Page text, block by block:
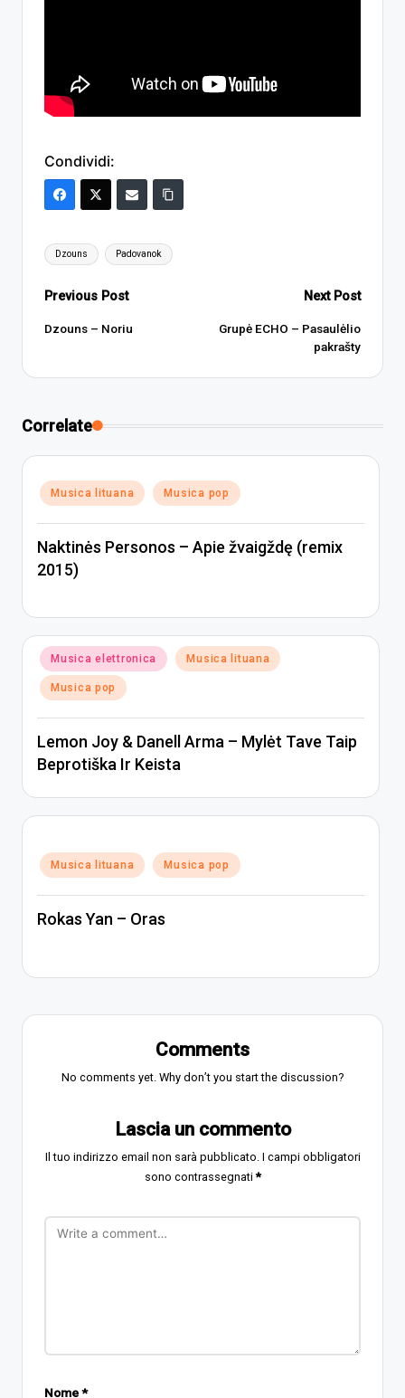
Condividi:
Tags:
Dzouns Padovanok
Post
navigation
Previous Post
Dzouns – Noriu
Next Post
Grupė ECHO – Pasaulėlio
pakrašty
Correlate
Posted
in
Musica lituana Musica pop
Naktinės Personos – Apie žvaigždę (remix
2015)
Posted
in
Musica elettronica Musica lituana
Musica pop
Lemon Joy & Danell Arma – Mylėt Tave Taip
Beprotiška Ir Keista
Posted
in
Musica lituana Musica pop
Rokas Yan – Oras
Comments
No comments yet. Why don’t you start the discussion?
Lascia un commento
Il tuo indirizzo email non sarà pubblicato. I campi obbligatori
sono contrassegnati*
Nome*